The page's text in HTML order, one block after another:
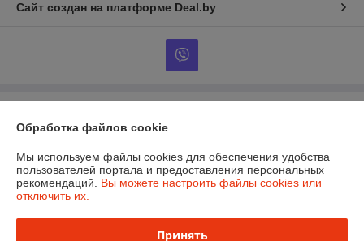
Сайт создан на платформе Deal.by
Чойс»
РБ, 220005, г. Минск, ул. Гикало 20а
Регистрационный номер ЕГР: 193572982
УНП: 193572982
Обработка файлов cookie
Мы используем файлы cookies для обеспечения удобства
пользователей портала и предоставления персональных
рекомендаций. Вы можете настроить файлы cookies или
отключить их.
Принять